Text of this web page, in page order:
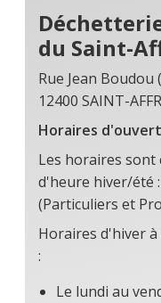
du Saint-
Rue Jean Boudou
12400 SAINT-
Horaires
Les horaires sont
d'heure hiver/été
(Particuliers et
Horaires d'hiver
:
Le lundi au